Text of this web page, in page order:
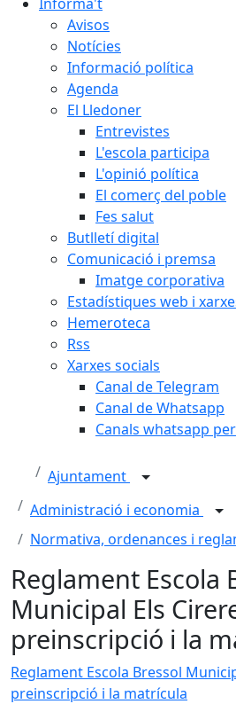
Avisos
Notícies
Informació política
Agenda
El Lledoner
Entrevistes
L'escola participa
L'opinió política
El comerç del poble
Fes salut
Butlletí digital
Comunicació i premsa
Imatge corporativa
Estadístiques web i
Hemeroteca
Rss
Xarxes socials
Canal de Telegram
Canal de Whatsapp
Canals whatsapp
Ajuntament
Administració i economia
Normativa, ordenances i
Reglament Escola
Municipal Els
preinscripció i la
Reglament Escola Bressol
preinscripció i la matrícula